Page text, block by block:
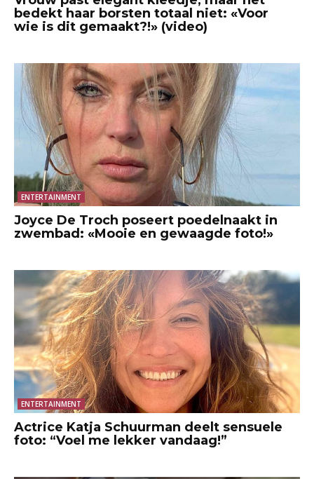
bedekt haar borsten totaal niet: «Voor
wie is dit gemaakt?!» (video)
ENTERTAINMENT
Joyce De Troch poseert poedelnaakt in
zwembad: «Mooie en gewaagde foto!»
ENTERTAINMENT
Actrice Katja Schuurman deelt sensuele
foto: “Voel me lekker vandaag!”